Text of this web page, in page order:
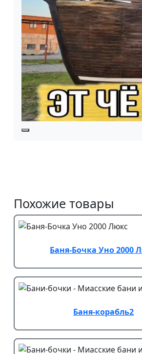
Похожие товары
Баня-Бочка Уно 2000
Баня-корабль2